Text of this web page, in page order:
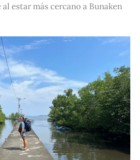
al estar más cercano a Bunaken